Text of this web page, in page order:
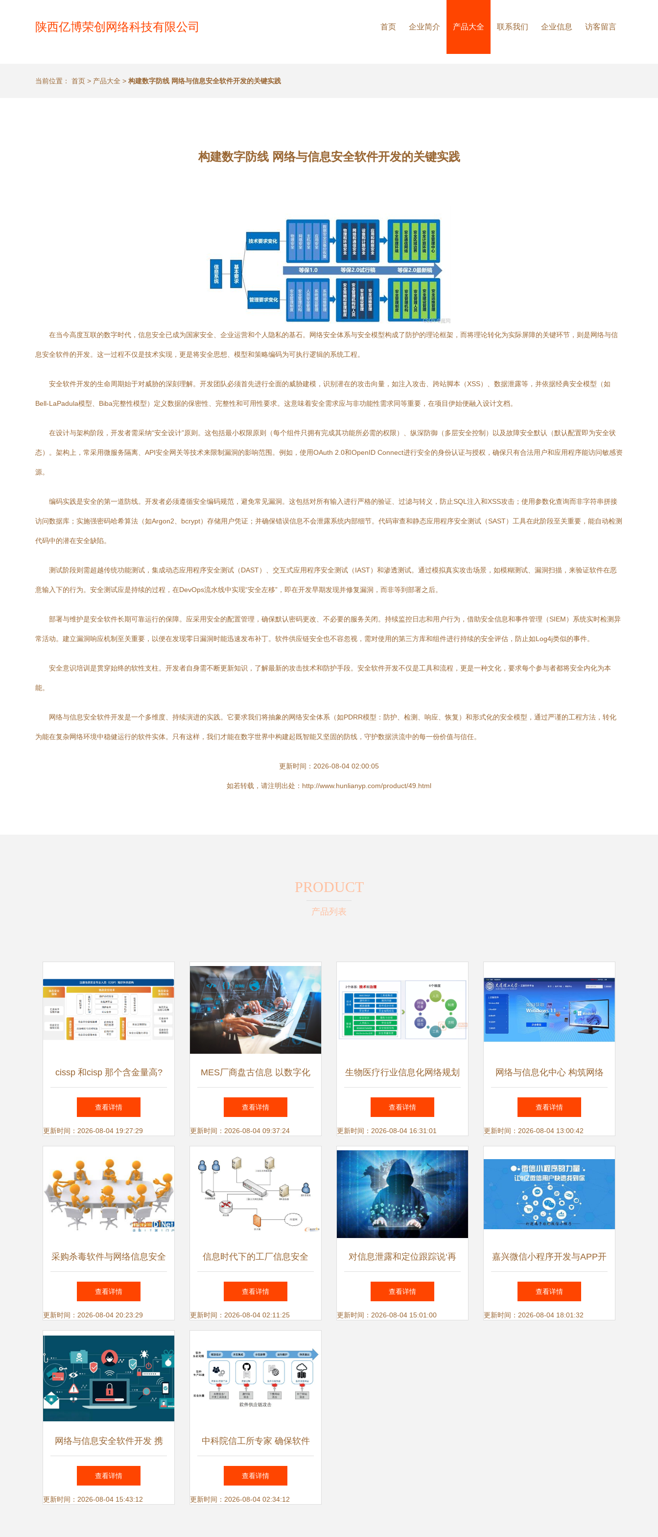
陕西亿博荣创网络科技有限公司 首页 企业简介 产品大全 联系我们 企业信息 访客留言
当前位置： 首页 > 产品大全 > 构建数字防线 网络与信息安全软件开发的关键实践
构建数字防线 网络与信息安全软件开发的关键实践
在当今高度互联的数字时代，信息安全已成为国家安全、企业运营和个人隐私的基石。网络安全体系与安全模型构成了防护的理论框架，而将理论转化为实际屏障的关键环节，则是网络与信
息安全软件的开发。这一过程不仅是技术实现，更是将安全思想、模型和策略编码为可执行逻辑的系统工程。
安全软件开发的生命周期始于对威胁的深刻理解。开发团队必须首先进行全面的威胁建模，识别潜在的攻击向量，如注入攻击、跨站脚本（XSS）、数据泄露等，并依据经典安全模型（如
Bell-LaPadula模型、Biba完整性模型）定义数据的保密性、完整性和可用性要求。这意味着安全需求应与非功能性需求同等重要，在项目伊始便融入设计文档。
在设计与架构阶段，开发者需采纳“安全设计”原则。这包括最小权限原则（每个组件只拥有完成其功能所必需的权限）、纵深防御（多层安全控制）以及故障安全默认（默认配置即为安全状
态）。架构上，常采用微服务隔离、API安全网关等技术来限制漏洞的影响范围。例如，使用OAuth 2.0和OpenID Connect进行安全的身份认证与授权，确保只有合法用户和应用程序能访问敏感资
源。
编码实践是安全的第一道防线。开发者必须遵循安全编码规范，避免常见漏洞。这包括对所有输入进行严格的验证、过滤与转义，防止SQL注入和XSS攻击；使用参数化查询而非字符串拼接
访问数据库；实施强密码哈希算法（如Argon2、bcrypt）存储用户凭证；并确保错误信息不会泄露系统内部细节。代码审查和静态应用程序安全测试（SAST）工具在此阶段至关重要，能自动检测
代码中的潜在安全缺陷。
测试阶段则需超越传统功能测试，集成动态应用程序安全测试（DAST）、交互式应用程序安全测试（IAST）和渗透测试。通过模拟真实攻击场景，如模糊测试、漏洞扫描，来验证软件在恶
意输入下的行为。安全测试应是持续的过程，在DevOps流水线中实现“安全左移”，即在开发早期发现并修复漏洞，而非等到部署之后。
部署与维护是安全软件长期可靠运行的保障。应采用安全的配置管理，确保默认密码更改、不必要的服务关闭。持续监控日志和用户行为，借助安全信息和事件管理（SIEM）系统实时检测异
常活动。建立漏洞响应机制至关重要，以便在发现零日漏洞时能迅速发布补丁。软件供应链安全也不容忽视，需对使用的第三方库和组件进行持续的安全评估，防止如Log4j类似的事件。
安全意识培训是贯穿始终的软性支柱。开发者自身需不断更新知识，了解最新的攻击技术和防护手段。安全软件开发不仅是工具和流程，更是一种文化，要求每个参与者都将安全内化为本
能。
网络与信息安全软件开发是一个多维度、持续演进的实践。它要求我们将抽象的网络安全体系（如PDRR模型：防护、检测、响应、恢复）和形式化的安全模型，通过严谨的工程方法，转化
为能在复杂网络环境中稳健运行的软件实体。只有这样，我们才能在数字世界中构建起既智能又坚固的防线，守护数据洪流中的每一份价值与信任。
更新时间：2026-08-04 02:00:05
如若转载，请注明出处：http://www.hunlianyp.com/product/49.html
PRODUCT
产品列表
cissp 和cisp 那个含金量高?
查看详情
更新时间：2026-08-04 19:27:29
MES厂商盘古信息 以数字化
之力，驱动制造业精益管理与
高效生产安全
查看详情
更新时间：2026-08-04 09:37:24
生物医疗行业信息化网络规划
建设与网络安全最佳实践
查看详情
更新时间：2026-08-04 16:31:01
网络与信息化中心 构筑网络
与信息安全软件开发的基石
查看详情
更新时间：2026-08-04 13:00:42
采购杀毒软件与网络信息安全
软件开发 守护网络环境的双
重防线
查看详情
更新时间：2026-08-04 20:23:29
信息时代下的工厂信息安全
ERP系统如何构筑数字防线
查看详情
更新时间：2026-08-04 02:11:25
对信息泄露和定位跟踪说‘再
见’ TD Tech F4智防手机护你
安全出行
查看详情
更新时间：2026-08-04 15:01:00
嘉兴微信小程序开发与APP开
发的对決 网络与信息安全视
角下的选择指南
查看详情
更新时间：2026-08-04 18:01:32
网络与信息安全软件开发 携
手织密护网，共守数字家园安
宁
查看详情
更新时间：2026-08-04 15:43:12
中科院信工所专家 确保软件
供应链安全是一项系统工程
查看详情
更新时间：2026-08-04 02:34:12